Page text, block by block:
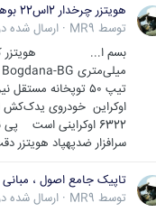
توسط MR9
· ارسال شده
تیپ ۵۰ توپخانه
6322 اوکراینی است
سرافزار ضدپهپاد هویتزر
توسط MR9
· ارسال شده